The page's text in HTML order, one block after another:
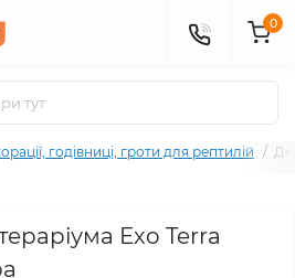
0
годівниці, гроти для рептилій
Exo Terra